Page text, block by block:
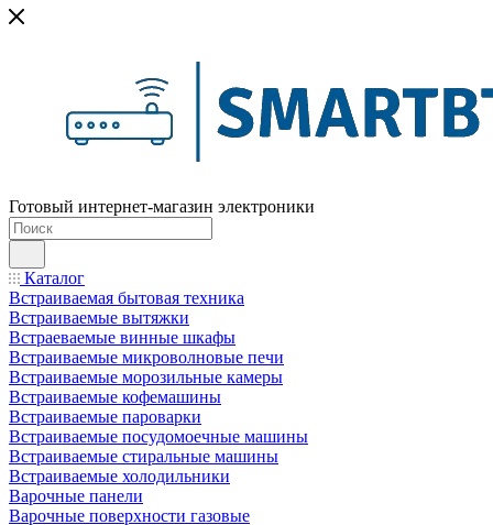
Готовый интернет-магазин электроники
Каталог
Встраиваемая бытовая техника
Встраиваемые вытяжки
Встраеваемые винные шкафы
Встраиваемые микроволновые печи
Встраиваемые морозильные камеры
Встраиваемые кофемашины
Встраиваемые пароварки
Встраиваемые посудомоечные машины
Встраиваемые стиральные машины
Встраиваемые холодильники
Варочные панели
Варочные поверхности газовые